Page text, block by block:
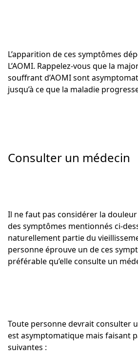
L’apparition de ces symptômes
L’AOMI. Rappelez-vous que la
souffrant d’AOMI sont
jusqu’à ce que la maladie
Consulter un médecin
Il ne faut pas considérer la douleur
des symptômes mentionnés ci-
naturellement partie du
personne éprouve un de ces
préférable qu’elle consulte un
Toute personne devrait consulter
est asymptomatique mais faisant
suivantes :